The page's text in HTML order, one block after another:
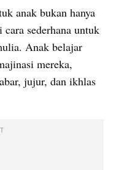
anak bukan hanya
sederhana untuk
Anak belajar
mereka,
jujur, dan ikhlas